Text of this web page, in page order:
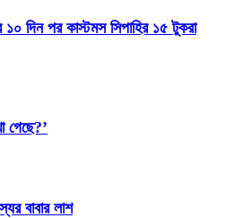
১০ দিন পর কাস্টমস সিপাহির ১৫ টুকরা
গেছে?’
বাবার লাশ